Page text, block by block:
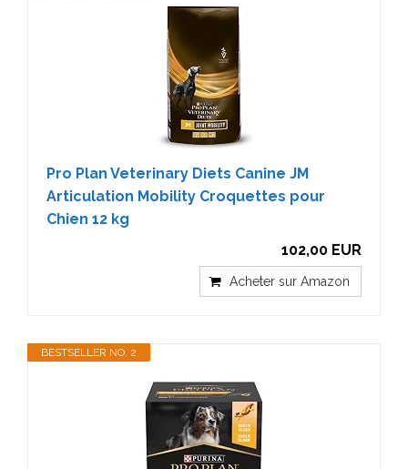
Pro Plan Veterinary Diets Canine JM
Articulation Mobility Croquettes pour
Chien 12 kg
102,00 EUR
Acheter sur Amazon
BESTSELLER NO. 2